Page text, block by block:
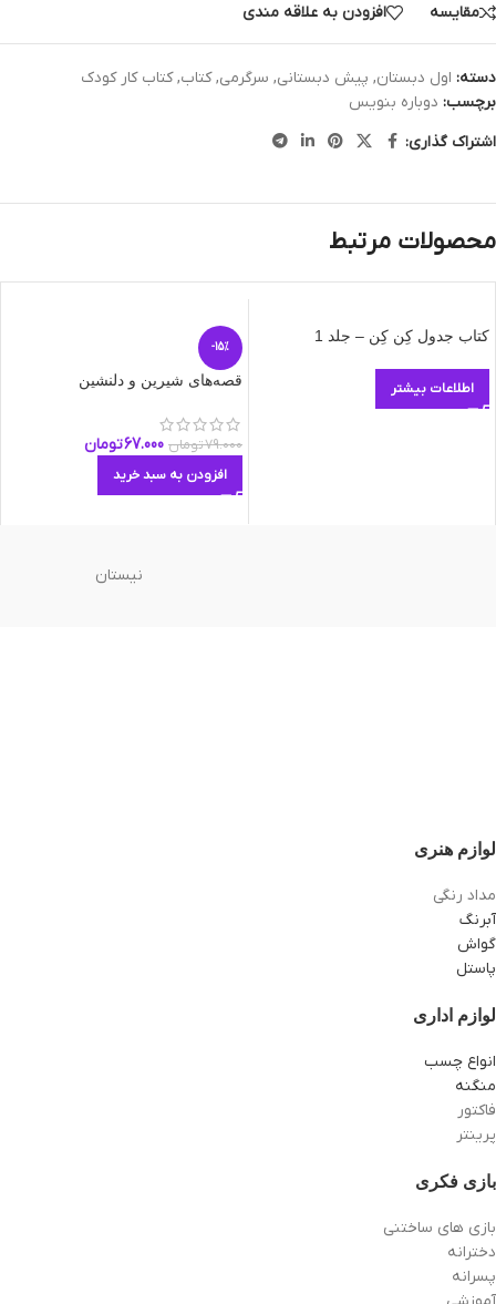
مقایسه افزودن به علاقه مندی
دسته: اول دبستان, پیش دبستانی, سرگرمی, کتاب, کتاب کار کودک
برچسب: دوباره بنویس
اشتراک گذاری:
محصولات مرتبط
کتاب جدول کِن کِن – جلد 1
اطلاعات بیشتر
-15%
قصه‌های شیرین و دلنشین
79.000تومان 67.000تومان
افزودن به سبد خرید
نیستان
لوازم هنری
مداد رنگی
آبرنگ
گواش
پاستل
لوازم اداری
انواع چسب
منگنه
فاکتور
پرینتر
بازی فکری
بازی های ساختنی
دخترانه
پسرانه